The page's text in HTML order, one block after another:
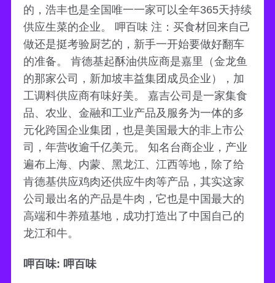
的，浩丰也是全国唯一一家可以全年365天持续
供应生菜的企业。 呷百味 注：买食材回来自己
做还是挺考验厨艺的，新手一开始要做好翻车
的准备。 肯德基起酥油供应商是嘉里（金龙鱼
的那家公司，新加坡丰益集团成员企业），加
工调料供应商有味好美。 嘉吉公司是一家集食
品、农业、金融和工业产品及服务为一体的多
元化跨国企业集团，也是美国最大的非上市公
司，年营收逾千亿美元。 知名台商企业，产业
遍布上海、内蒙、黑龙江、江西等地，除了给
肯德基供应鸡肉还供应牛肉等产品，其实这家
公司最出名的产品是牛肉，它也是中国最大的
高端和牛养殖基地，成功打造出了中国自己的
龙江和牛。
呷百味: 呷百味